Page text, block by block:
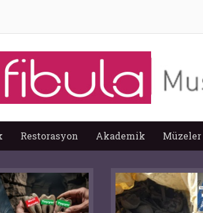
Restorasyon Akademik Müzeler